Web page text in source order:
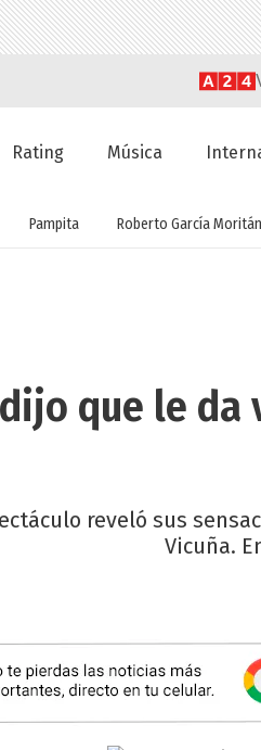
Rating Música
Pampita Roberto García Moritán
que le da
reveló sus
Vicuña.